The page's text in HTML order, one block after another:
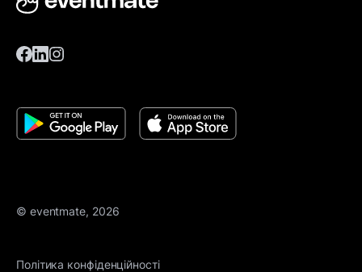
© eventmate, 2026
Політика конфіденційності